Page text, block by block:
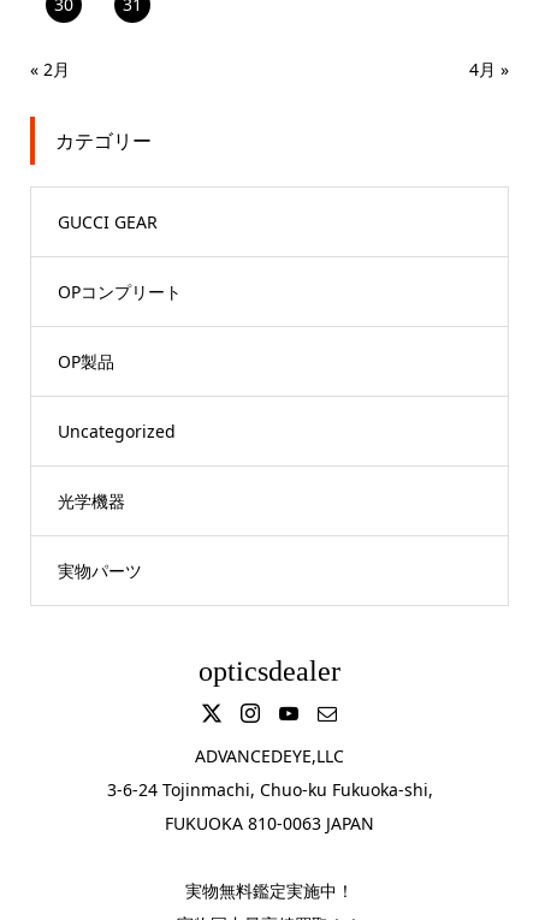
« 2月 4月 »
カテゴリー
GUCCI GEAR
OPコンプリート
OP製品
Uncategorized
光学機器
実物パーツ
opticsdealer
ADVANCEDEYE,LLC
3-6-24 Tojinmachi, Chuo-ku Fukuoka-shi,
FUKUOKA 810-0063 JAPAN
実物無料鑑定実施中！